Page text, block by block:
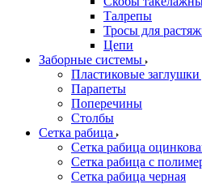
Талрепы
Тросы для
Цепи
Заборные системы
Пластиковые заглушки
Парапеты
Поперечины
Столбы
Сетка рабица
Сетка рабица
Сетка рабица с
Сетка рабица черная